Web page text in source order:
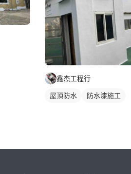
鑫杰工程行
屋頂防水 防水漆施工